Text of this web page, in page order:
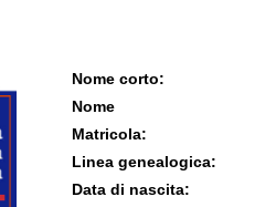
Nome corto:
Nome
Matricola:
Linea genealogica:
Data di nascita: